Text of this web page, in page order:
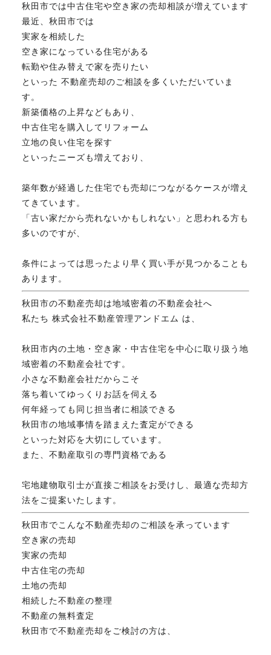
018-853-5780
FAX. 018-853-5781
開催日：平日9:30－17:30／
土曜10:00－15:00（要予約）
無料相談、お問い合わせはこちら
秋田市では中古住宅や空き家の売却相談が増えています
最近、秋田市では
実家を相続した
空き家になっている住宅がある
転勤や住み替えで家を売りたい
といった 不動産売却のご相談を多くいただいていま
す。
新築価格の上昇などもあり、
中古住宅を購入してリフォーム
立地の良い住宅を探す
といったニーズも増えており、
築年数が経過した住宅でも売却につながるケースが増え
てきています。
「古い家だから売れないかもしれない」と思われる方も
多いのですが、
条件によっては思ったより早く買い手が見つかることも
あります。
秋田市の不動産売却は地域密着の不動産会社へ
私たち 株式会社不動産管理アンドエム は、
秋田市内の土地・空き家・中古住宅を中心に取り扱う地
域密着の不動産会社です。
小さな不動産会社だからこそ
落ち着いてゆっくりお話を伺える
何年経っても同じ担当者に相談できる
秋田市の地域事情を踏まえた査定ができる
といった対応を大切にしています。
また、不動産取引の専門資格である
宅地建物取引士が直接ご相談をお受けし、最適な売却方
法をご提案いたします。
秋田市でこんな不動産売却のご相談を承っています
空き家の売却
実家の売却
中古住宅の売却
土地の売却
相続した不動産の整理
不動産の無料査定
秋田市で不動産売却をご検討の方は、